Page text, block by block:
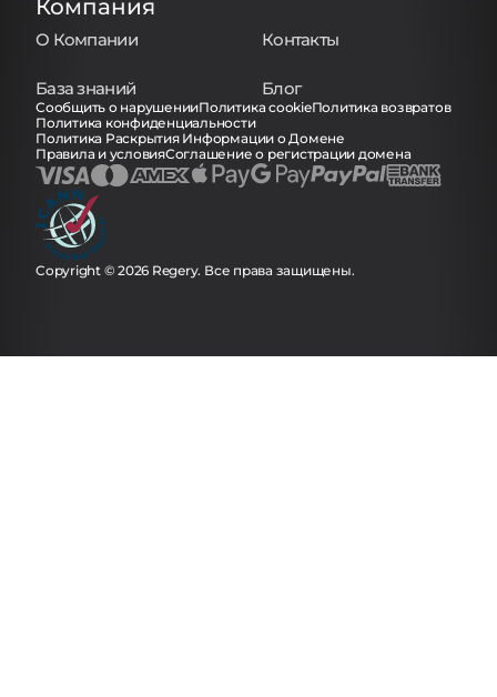
Компания
О Компании Контакты
База знаний Блог
Сообщить о нарушенииПолитика cookieПолитика возвратов
Политика конфиденциальности
Политика Раскрытия Информации о Домене
Правила и условияСоглашение о регистрации домена
Copyright © 2026 Regery. Все права защищены.